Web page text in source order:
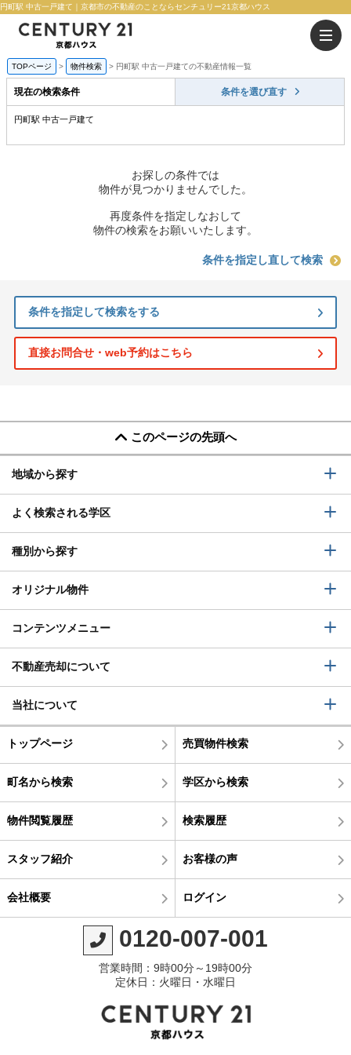
円町駅 中古一戸建て｜京都市の不動産のことならセンチュリー21京都ハウス
TOPページ 物件検索 円町駅 中古一戸建ての不動産情報一覧
現在の検索条件 条件を選び直す
円町駅 中古一戸建て
お探しの条件では
物件が見つかりませんでした。
再度条件を指定しなおして
物件の検索をお願いいたします。
条件を指定し直して検索
条件を指定して検索をする
直接お問合せ・web予約はこちら
このページの先頭へ
地域から探す
よく検索される学区
種別から探す
オリジナル物件
コンテンツメニュー
不動産売却について
当社について
トップページ 売買物件検索
町名から検索 学区から検索
物件閲覧履歴 検索履歴
スタッフ紹介 お客様の声
会社概要 ログイン
0120-007-001
営業時間：9時00分～19時00分
定休日：火曜日・水曜日